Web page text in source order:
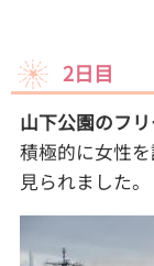
2日目
山下公園のフ
積極的に女性
見られました。